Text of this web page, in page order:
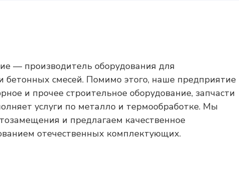
— производитель оборудования для
бетонных смесей. Помимо этого, наше предприятие
и прочее строительное оборудование, запчасти
услуги по металло и термообработке. Мы
и предлагаем качественное
отечественных комплектующих.